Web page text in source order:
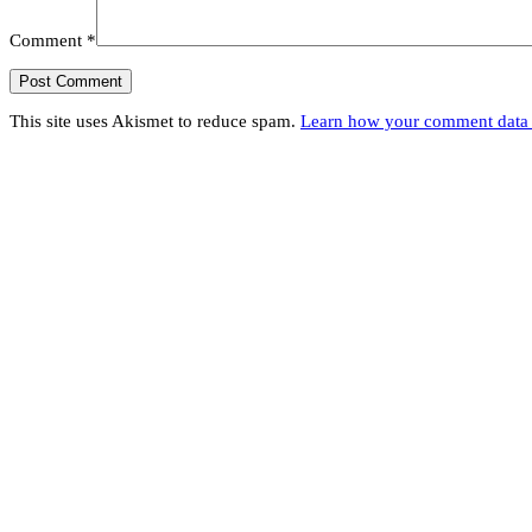
Comment *
This site uses Akismet to reduce spam. Learn how your comment data